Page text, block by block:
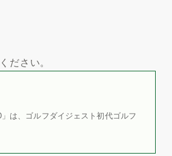
ださい。
は、ゴルフダイジェスト初代ゴルフ